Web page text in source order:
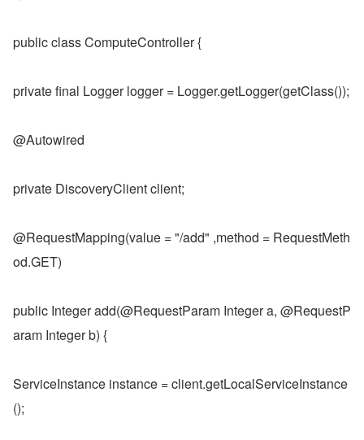
public class ComputeController {
private final Logger logger = Logger.getLogger(getClass());
@Autowired
private DiscoveryClient client;
@RequestMapping(value = "/add" ,method = RequestMeth
od.GET)
public Integer add(@RequestParam Integer a, @RequestP
aram Integer b) {
ServiceInstance instance = client.getLocalServiceInstance
();